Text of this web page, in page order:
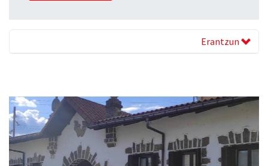
Erantzun